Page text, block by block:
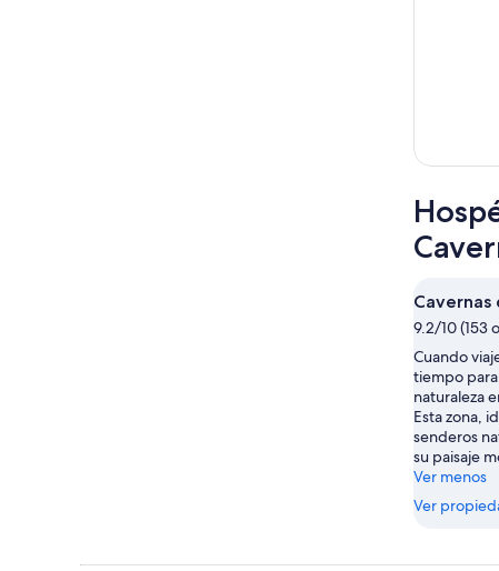
Cavernas
9.2/10 (153
Cuando
tiempo
naturaleza
Esta zona,
senderos
su paisaje
Ver menos
Ver